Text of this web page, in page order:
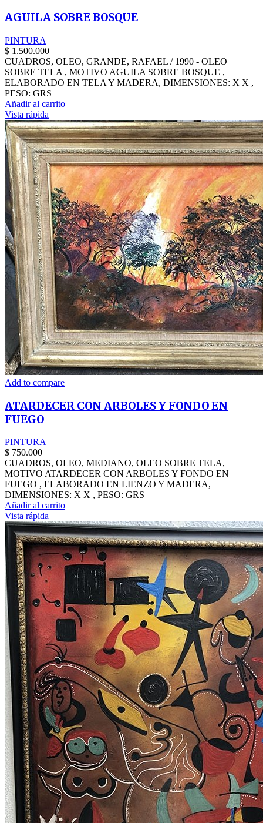
AGUILA SOBRE BOSQUE
PINTURA
$ 1.500.000
CUADROS, OLEO, GRANDE, RAFAEL / 1990 - OLEO
SOBRE TELA , MOTIVO AGUILA SOBRE BOSQUE ,
ELABORADO EN TELA Y MADERA, DIMENSIONES: X X ,
PESO: GRS
Añadir al carrito
Vista rápida
Add to compare
ATARDECER CON ARBOLES Y FONDO EN
FUEGO
PINTURA
$ 750.000
CUADROS, OLEO, MEDIANO, OLEO SOBRE TELA,
MOTIVO ATARDECER CON ARBOLES Y FONDO EN
FUEGO , ELABORADO EN LIENZO Y MADERA,
DIMENSIONES: X X , PESO: GRS
Añadir al carrito
Vista rápida